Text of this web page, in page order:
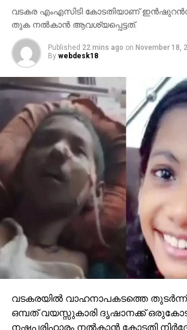
വടകര എംഎസിടി കോടതിയാണ്
തുക നല്‍കാന്‍ ആവശ്യപ്പെട്ടത്.
Published 22 mins ago on November 18,
By webdesk18
വടകരയില്‍ വാഹനാപകടത്തെ
ഒമ്പത് വയസ്സുകാരി ദൃഷാനക്ക്
നഷ്ടപരിഹാരം നല്‍കാന്‍ കോടതി